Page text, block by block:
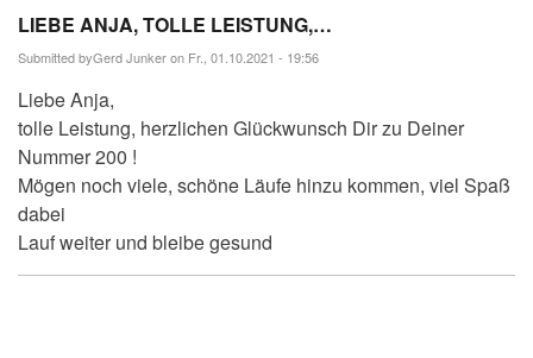
LIEBE ANJA, TOLLE LEISTUNG,…
Submitted byGerd Junkeron Fr., 01.10.2021 - 19:56
Liebe Anja,
tolle Leistung, herzlichen Glückwunsch Dir zu Deiner
Nummer 200 !
Mögen noch viele, schöne Läufe hinzu kommen, viel Spaß
dabei
Lauf weiter und bleibe gesund